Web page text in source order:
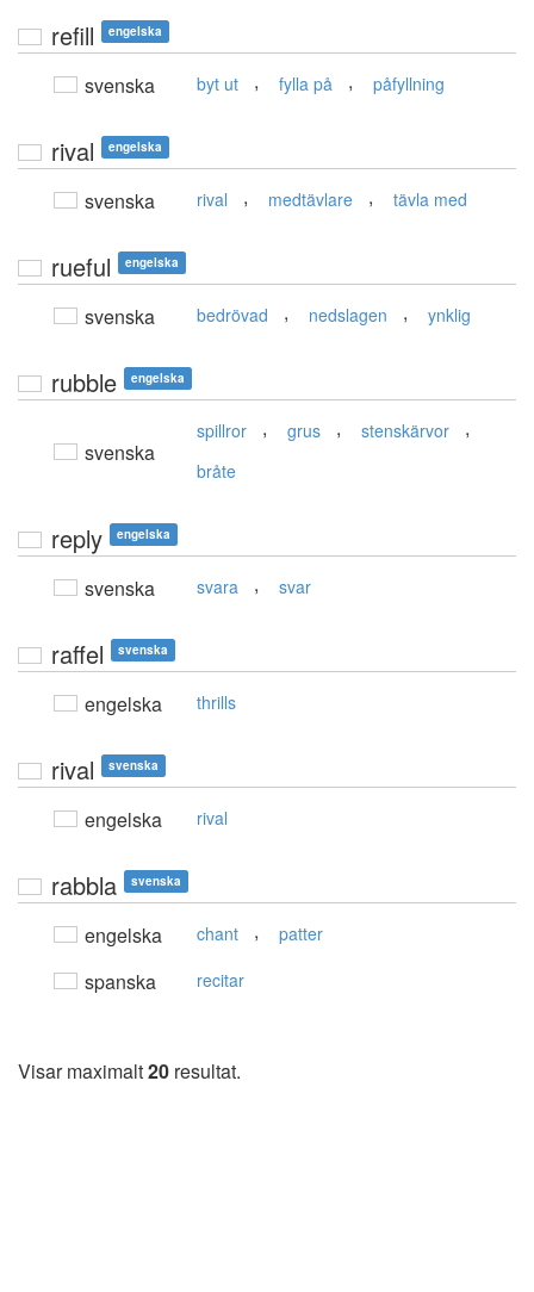
refill engelska
svenska byt ut , fylla på , påfyllning
rival engelska
svenska rival , medtävlare , tävla med
rueful engelska
svenska bedrövad , nedslagen , ynklig
rubble engelska
svenska
spillror , grus , stenskärvor ,
bråte
reply engelska
svenska svara , svar
raffel svenska
engelska thrills
rival svenska
engelska rival
rabbla svenska
engelska chant , patter
spanska recitar
Visar maximalt20 resultat.